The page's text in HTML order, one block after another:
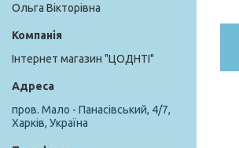
Ольга Вікторівна
Інтернет магазин "ЦОДНТІ"
пров. Мало - Панасівський, 4/7,
Харків, Україна